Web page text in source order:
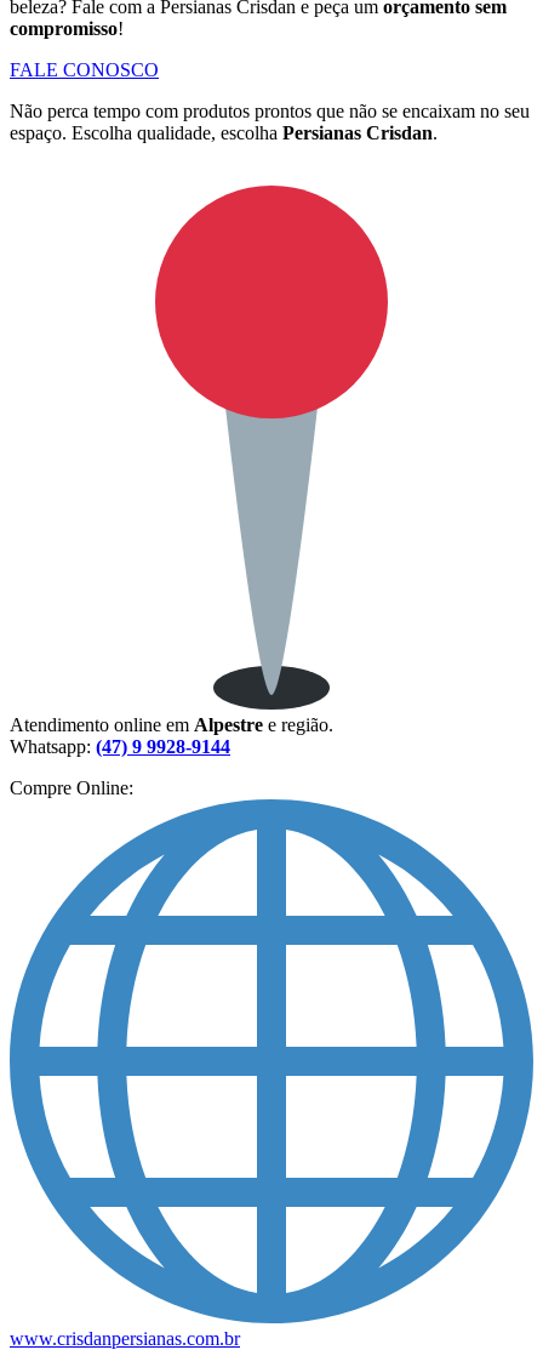
beleza? Fale com a Persianas Crisdan e peça um orçamento sem
compromisso!
FALE CONOSCO
Não perca tempo com produtos prontos que não se encaixam no seu
espaço. Escolha qualidade, escolha Persianas Crisdan.
Atendimento online em Alpestre e região.
Whatsapp: (47) 9 9928-9144
Compre Online:
www.crisdanpersianas.com.br